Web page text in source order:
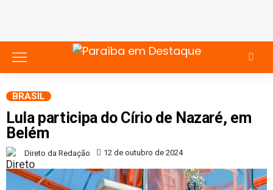
BRASIL
Lula participa do Círio de Nazaré, em
Belém
Direto da Redação 12 de outubro de 2024